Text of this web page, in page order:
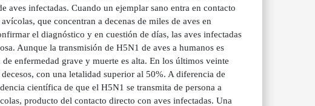
aves infectadas. Cuando un ejemplar sano entra en contacto
que concentran a decenas de miles de aves en
el diagnóstico y en cuestión de días, las aves infectadas
Aunque la transmisión de H5N1 de aves a humanos es
enfermedad grave y muerte es alta. En los últimos veinte
con una letalidad superior al 50%. A diferencia de
científica de que el H5N1 se transmita de persona a
producto del contacto directo con aves infectadas. Una